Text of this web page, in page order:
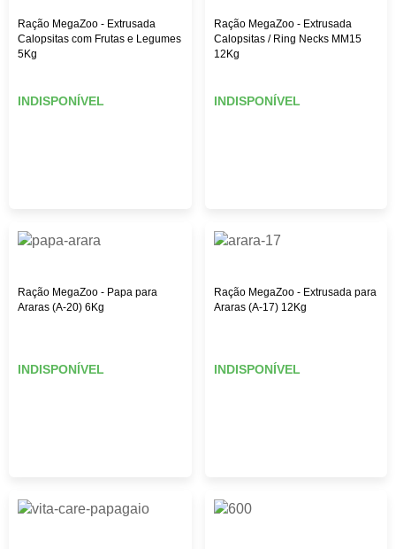
Ração MegaZoo - Extrusada
Calopsitas com Frutas e Legumes
5Kg
INDISPONÍVEL
Ração MegaZoo - Extrusada
Calopsitas / Ring Necks MM15
12Kg
INDISPONÍVEL
Ração MegaZoo - Papa para
Araras (A-20) 6Kg
INDISPONÍVEL
Ração MegaZoo - Extrusada para
Araras (A-17) 12Kg
INDISPONÍVEL